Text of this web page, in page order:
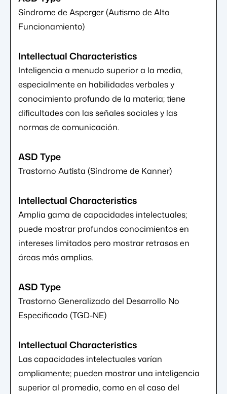
Síndrome de Asperger (Autismo de Alto
Funcionamiento)
Inteligencia a menudo superior a la media,
especialmente en habilidades verbales y
conocimiento profundo de la materia; tiene
dificultades con las señales sociales y las
normas de comunicación.
Trastorno Autista (Síndrome de Kanner)
Amplia gama de capacidades intelectuales;
puede mostrar profundos conocimientos en
intereses limitados pero mostrar retrasos en
áreas más amplias.
Trastorno Generalizado del Desarrollo No
Especificado (TGD-NE)
Las capacidades intelectuales varían
ampliamente; pueden mostrar una inteligencia
superior al promedio, como en el caso del